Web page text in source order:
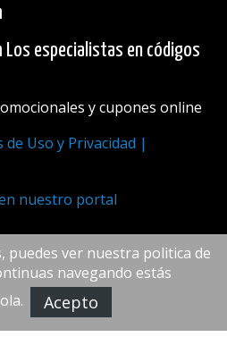
Los especialistas en códigos
y cupones online
Uso y Privacidad |
nuestro portal
Network 2018
puedes ver nuestra politica de
navegando estás
Acepto